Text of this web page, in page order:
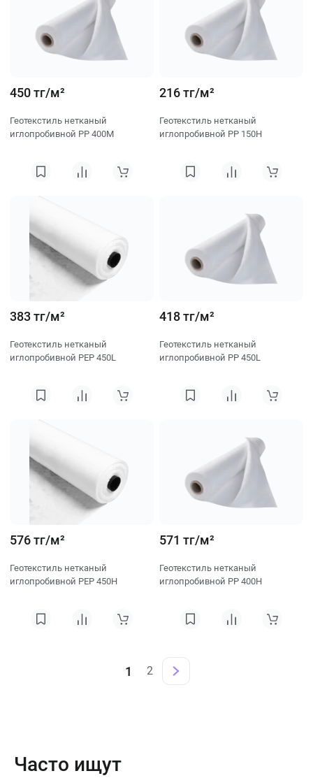
450 тг/м²
Геотекстиль нетканый
иглопробивной PP 400M
216 тг/м²
Геотекстиль нетканый
иглопробивной PP 150H
383 тг/м²
Геотекстиль нетканый
иглопробивной PEP 450L
418 тг/м²
Геотекстиль нетканый
иглопробивной PP 450L
576 тг/м²
Геотекстиль нетканый
иглопробивной PEP 450H
571 тг/м²
Геотекстиль нетканый
иглопробивной PP 400H
1 2
Часто ищут